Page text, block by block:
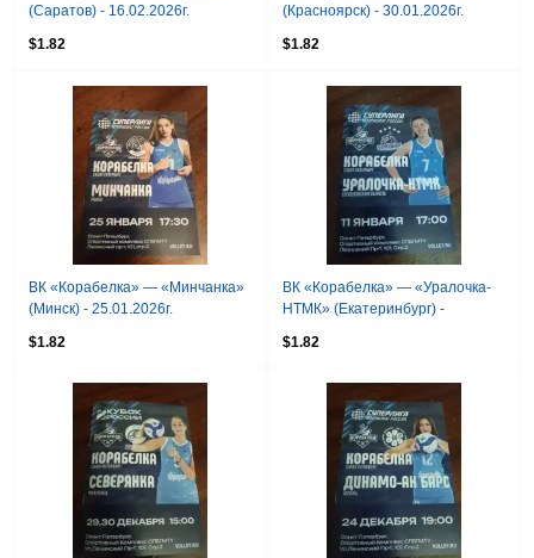
(Саратов) - 16.02.2026г.
$1.82
(Красноярск) - 30.01.2026г.
$1.82
ВК «Корабелка» — «Минчанка»
(Минск) - 25.01.2026г.
$1.82
ВК «Корабелка» — «Уралочка-
НТМК» (Екатеринбург) -
$1.82